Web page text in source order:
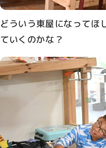
どういう東屋になってほ
ていくのかな？